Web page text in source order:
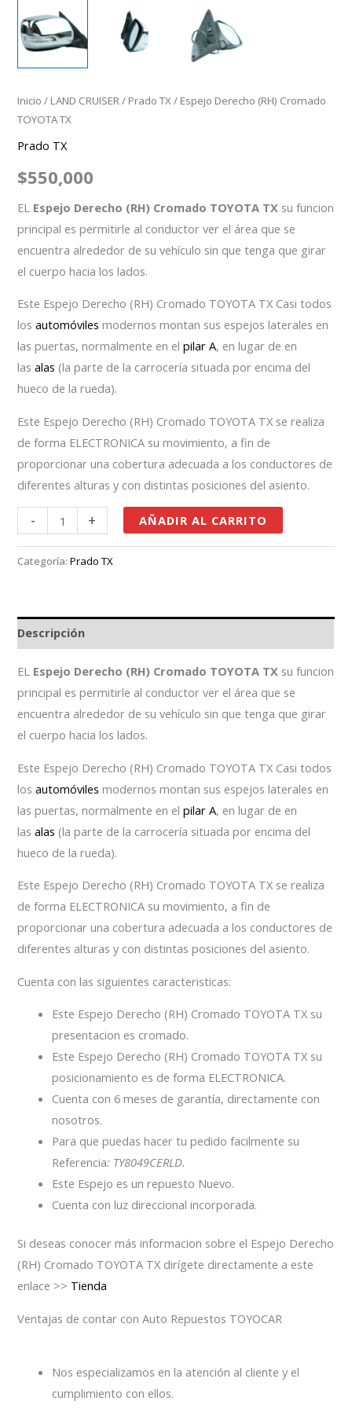
Inicio / LAND CRUISER/ Prado TX/ Espejo Derecho (RH) Cromado
TOYOTA TX
Prado TX
$550,000
EL Espejo Derecho (RH) Cromado TOYOTA TX su funcion
principal es permitirle al conductor ver el área que se
encuentra alrededor de su vehículo sin que tenga que girar
el cuerpo hacia los lados.
Este Espejo Derecho (RH) Cromado TOYOTA TX Casi todos
losautomóviles modernos montan sus espejos laterales en
las puertas, normalmente en elpilar A, en lugar de en
lasalas (la parte de la carrocería situada por encima del
hueco de la rueda).
Este Espejo Derecho (RH) Cromado TOYOTA TX se realiza
de forma ELECTRONICA su movimiento, a fin de
proporcionar una cobertura adecuada a los conductores de
diferentes alturas y con distintas posiciones del asiento.
- + AÑADIR AL CARRITO
Categoría:Prado TX
Descripción
EL Espejo Derecho (RH) Cromado TOYOTA TX su funcion
principal es permitirle al conductor ver el área que se
encuentra alrededor de su vehículo sin que tenga que girar
el cuerpo hacia los lados.
Este Espejo Derecho (RH) Cromado TOYOTA TX Casi todos
losautomóviles modernos montan sus espejos laterales en
las puertas, normalmente en elpilar A, en lugar de en
lasalas (la parte de la carrocería situada por encima del
hueco de la rueda).
Este Espejo Derecho (RH) Cromado TOYOTA TX se realiza
de forma ELECTRONICA su movimiento, a fin de
proporcionar una cobertura adecuada a los conductores de
diferentes alturas y con distintas posiciones del asiento.
Cuenta con las siguientes caracteristicas:
Este Espejo Derecho (RH) Cromado TOYOTA TX su
presentacion es cromado.
Este Espejo Derecho (RH) Cromado TOYOTA TX su
posicionamiento es de forma ELECTRONICA.
Cuenta con 6 meses de garantía, directamente con
nosotros.
Para que puedas hacer tu pedido facilmente su
Referencia: TY8049CERLD.
Este Espejo es un repuesto Nuevo.
Cuenta con luz direccional incorporada.
Si deseas conocer más informacion sobre el Espejo Derecho
(RH) Cromado TOYOTA TX dirígete directamente a este
enlace >> Tienda
Ventajas de contar con Auto Repuestos TOYOCAR
Nos especializamos en la atención al cliente y el
cumplimiento con ellos.